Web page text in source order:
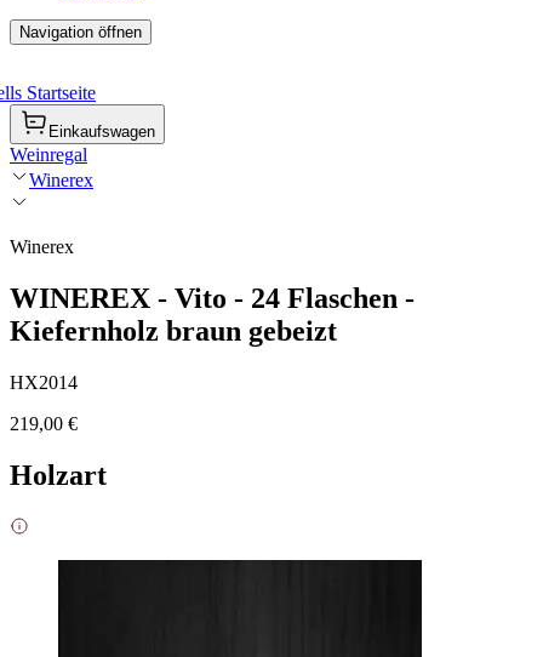
Navigation öffnen
Startseite
Einkaufswagen
Weinregal
Winerex
Winerex
WINEREX - Vito - 24 Flaschen -
Kiefernholz braun gebeizt
HX2014
219,00 €
Holzart